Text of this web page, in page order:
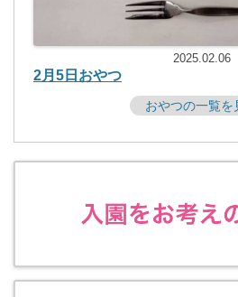
2025.02.06
2月5日おやつ
おやつの一覧を